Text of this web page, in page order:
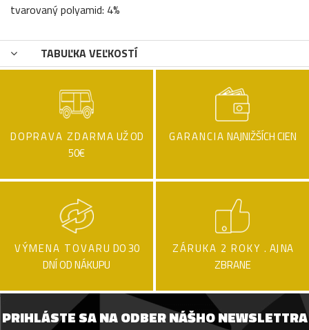
tvarovaný polyamid: 4%
TABUĽKA VEĽKOSTÍ
DOPRAVA ZDARMA UŽ OD
50€
GARANCIA NAJNIŽŠÍCH CIEN
VÝMENA TOVARU DO 30
DNÍ OD NÁKUPU
ZÁRUKA 2 ROKY . AJ NA
ZBRANE
PRIHLÁSTE SA NA ODBER NÁŠHO NEWSLETTRA